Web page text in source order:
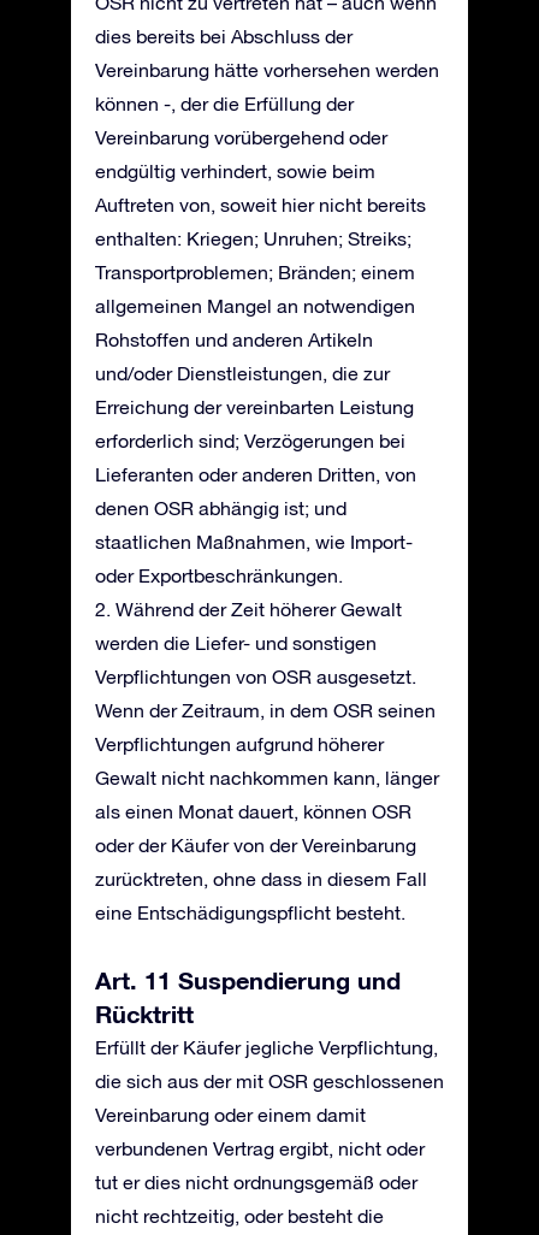
dies bereits bei Abschluss der
Vereinbarung hätte vorhersehen werden
können -, der die Erfüllung der
Vereinbarung vorübergehend oder
endgültig verhindert, sowie beim
Auftreten von, soweit hier nicht bereits
enthalten: Kriegen; Unruhen; Streiks;
Transportproblemen; Bränden; einem
allgemeinen Mangel an notwendigen
Rohstoffen und anderen Artikeln
und/oder Dienstleistungen, die zur
Erreichung der vereinbarten Leistung
erforderlich sind; Verzögerungen bei
Lieferanten oder anderen Dritten, von
denen OSR abhängig ist; und
staatlichen Maßnahmen, wie Import-
oder Exportbeschränkungen.
2. Während der Zeit höherer Gewalt
werden die Liefer- und sonstigen
Verpflichtungen von OSR ausgesetzt.
Wenn der Zeitraum, in dem OSR seinen
Verpflichtungen aufgrund höherer
Gewalt nicht nachkommen kann, länger
als einen Monat dauert, können OSR
oder der Käufer von der Vereinbarung
zurücktreten, ohne dass in diesem Fall
eine Entschädigungspflicht besteht.
Art. 11 Suspendierung und
Rücktritt
Erfüllt der Käufer jegliche Verpflichtung,
die sich aus der mit OSR geschlossenen
Vereinbarung oder einem damit
verbundenen Vertrag ergibt, nicht oder
tut er dies nicht ordnungsgemäß oder
nicht rechtzeitig, oder besteht die